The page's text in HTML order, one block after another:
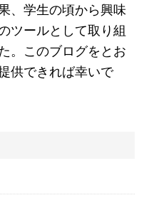
、学生の頃から興味
ツールとして取り組
。このブログをとお
供できれば幸いで